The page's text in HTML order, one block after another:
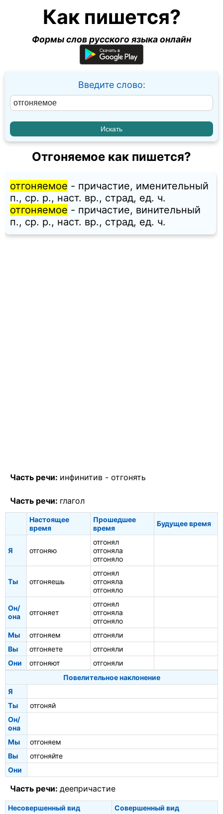
Как пишется?
Формы слов русского языка онлайн
Введите слово:
Отгоняемое как пишется?
отгоняемое - причастие, именительный
п., ср. p., наст. вр., страд, ед. ч.
отгоняемое - причастие, винительный
п., ср. p., наст. вр., страд, ед. ч.
Часть речи: инфинитив - отгонять
Часть речи: глагол
Настоящее
время
Прошедшее
время
Будущее время
Я отгоняю
отгонял
отгоняла
отгоняло
Ты отгоняешь
отгонял
отгоняла
отгоняло
Он/
она
отгоняет
отгонял
отгоняла
отгоняло
Мы
отгоняем
отгоняли
Вы
отгоняете
отгоняли
Они
отгоняют
отгоняли
Повелительное наклонение
Я
Ты
отгоняй
Он/
она
Мы
отгоняем
Вы
отгоняйте
Они
Часть речи: деепричастие
Несовершенный вид
Совершенный вид